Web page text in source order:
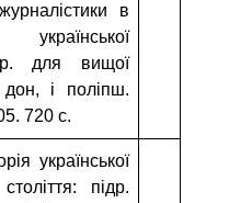
в
для вищої
і поліпш.
720 с.
української
підр.